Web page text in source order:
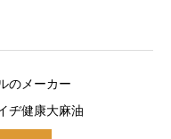
のメーカー
ヂ健康大麻油